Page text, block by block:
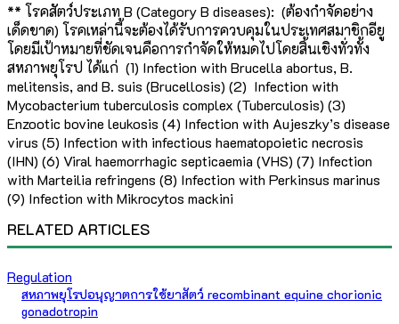
** โรคสัตว์ประเภท B (Category B diseases): (ต้องกำจัดอย่าง
เด็ดขาด) โรคเหล่านี้จะต้องได้รับการควบคุมในประเทศสมาชิกอียู
โดยมีเป้าหมายที่ชัดเจนคือการกำจัดให้หมดไปโดยสิ้นเชิงทั่วทั้ง
สหภาพยุโรป ได้แก่ (1) Infection with Brucella abortus, B.
melitensis, and B. suis (Brucellosis) (2) Infection with
Mycobacterium tuberculosis complex (Tuberculosis) (3)
Enzootic bovine leukosis (4) Infection with Aujeszky’s disease
virus (5) Infection with infectious haematopoietic necrosis
(IHN) (6) Viral haemorrhagic septicaemia (VHS) (7) Infection
with Marteilia refringens (8) Infection with Perkinsus marinus
(9) Infection with Mikrocytos mackini
RELATED ARTICLES
Regulation
สหภาพยุโรปอนุญาตการใช้ยาสัตว์ recombinant equine chorionic
gonadotropin